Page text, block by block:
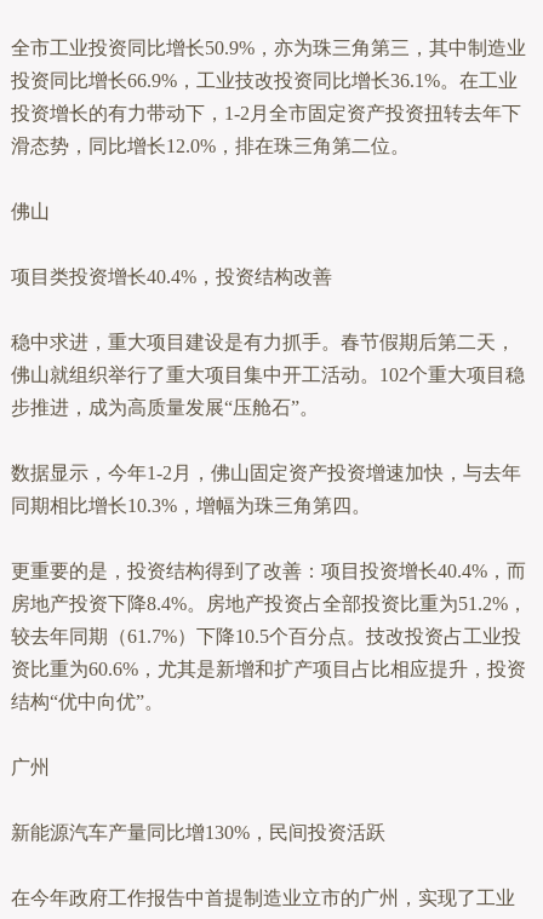
全市工业投资同比增长50.9%，亦为珠三角第三，其中制造业
投资同比增长66.9%，工业技改投资同比增长36.1%。在工业
投资增长的有力带动下，1-2月全市固定资产投资扭转去年下
滑态势，同比增长12.0%，排在珠三角第二位。
佛山
项目类投资增长40.4%，投资结构改善
稳中求进，重大项目建设是有力抓手。春节假期后第二天，
佛山就组织举行了重大项目集中开工活动。102个重大项目稳
步推进，成为高质量发展“压舱石”。
数据显示，今年1-2月，佛山固定资产投资增速加快，与去年
同期相比增长10.3%，增幅为珠三角第四。
更重要的是，投资结构得到了改善：项目投资增长40.4%，而
房地产投资下降8.4%。房地产投资占全部投资比重为51.2%，
较去年同期（61.7%）下降10.5个百分点。技改投资占工业投
资比重为60.6%，尤其是新增和扩产项目占比相应提升，投资
结构“优中向优”。
广州
新能源汽车产量同比增130%，民间投资活跃
在今年政府工作报告中首提制造业立市的广州，实现了工业